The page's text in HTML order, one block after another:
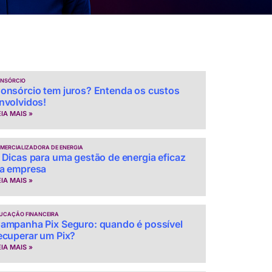
tem juros? Entenda os custos
MAIS »
DE ENERGIA
para uma gestão de energia eficaz
empresa
MAIS »
FINANCEIRA
Pix Seguro: quando é possível
um Pix?
MAIS »